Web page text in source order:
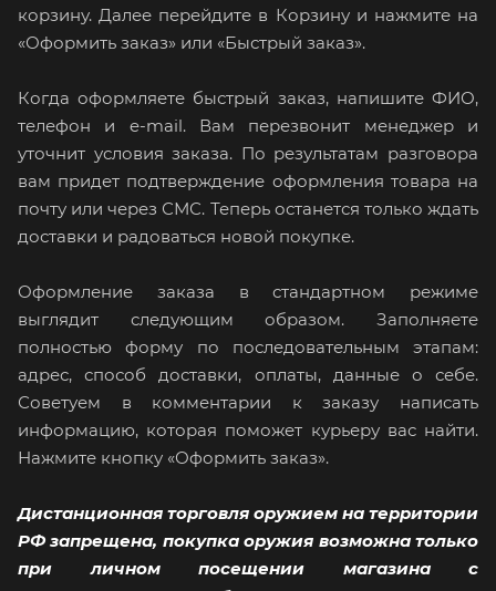
корзину. Далее перейдите в Корзину и нажмите на
«Оформить заказ» или «Быстрый заказ».
Когда оформляете быстрый заказ, напишите ФИО,
телефон и e-mail. Вам перезвонит менеджер и
уточнит условия заказа. По результатам разговора
вам придет подтверждение оформления товара на
почту или через СМС. Теперь останется только ждать
доставки и радоваться новой покупке.
Оформление заказа в стандартном режиме
выглядит следующим образом. Заполняете
полностью форму по последовательным этапам:
адрес, способ доставки, оплаты, данные о себе.
Советуем в комментарии к заказу написать
информацию, которая поможет курьеру вас найти.
Нажмите кнопку «Оформить заказ».
Дистанционная торговля оружием на территории
РФ запрещена, покупка оружия возможна только
при личном посещении магазина с